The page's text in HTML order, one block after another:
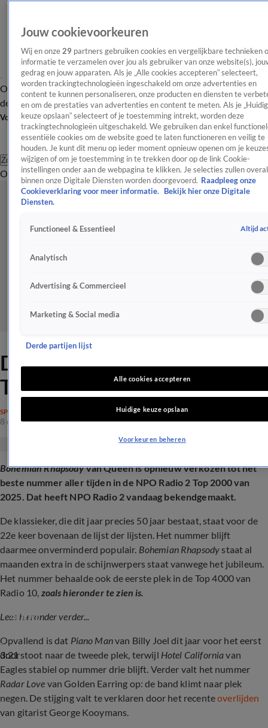
OverzichtAfleveringen Entertainment TV Algemeen
Tip
de redactieNieuwsbrief
Volg Shownieuws
Zoeken
OverzichtEntertainmentSpraakmakendRealityCrimeVideo's
Dit is de nummer 1 van de
Top 2000
SPRAAKMAKEND
8 dec 2025, 17:58
Bohemian Rhapsodyvan Queen is opnieuw verkozen tot het
beste nummer aller tijden in de NPO Radio 2 Top 2000 van
2025. Dat heeft NPO Radio 2 vandaag bekendgemaakt.
De klassieker, die dit jaar precies 50 jaar bestaat, staat voor de
22e keer bovenaan de lijst der lijsten. Het nummer blijft
daarmee onverminderd populair. Bohemian Rhapsody staat al
maanden extra in de schijnwerpers staat vanwege het jubileum.
Het nummer behaalde ook de eerste plek in de Top 4000 van
Radio 10, zoals hieronder te zien is.
Lees hieronder verder...
3:21
Queen herovert nummer-1-positie in Top
4000
Opvallend is dat Piano Manvan Billy Joel dit jaar voor het eerst
doorstoot naar de tweede plek, terwijl Hotel Californiavan
Eagles stabiel op nummer drie blijft. Verder valt het nummer
Radar Love van Golden Earring op: de band klimt naar plek
negen. De stijging valt te verklaren door het recenteoverlijden
van gitarist George Kooymans.
Jouw cookievoorkeuren
Wij en onze 29 partners gebruiken cookies en vergelijkbare technieken
informatie te verzamelen over jou als gebruiker van onze website(s),
gedrag en jouw apparaten. Als je „Alle cookies accepteren” selecteert,
worden trackingtechnologieën ingeschakeld om onze advertenties en
content te kunnen personaliseren, onze producten en diensten te
en om de prestaties van advertenties en content te meten. Als je
keuze opslaan” selecteert of je toestemming intrekt, worden deze
trackingtechnologieën uitgeschakeld. We gebruiken dan enkel
essentiële cookies om de website goed te laten functioneren en veilig te
houden. Je kunt dit menu op ieder moment opnieuw openen om je
wijzigen of om je toestemming in te trekken door op de link Cookie-
instellingen onder aan de webpagina te klikken. Je selecties zullen overal
binnen onze Digitale Diensten worden doorgevoerd. Raadpleeg onze
Cookieverklaring voor meer informatie.
Bekijk hier onze Digitale
Diensten.
Functioneel & Essentieel Altijd
Analytisch
Advertising & Commercieel
Marketing & Social media
Derde partijen lijst
Alle cookies accepteren
Huidige keuze opslaan
Voorkeuren beheren